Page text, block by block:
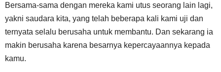
Bersama-sama dengan mereka kami utus seorang lain lagi,
yakni saudara kita, yang telah beberapa kali kami uji dan
ternyata selalu berusaha untuk membantu. Dan sekarang ia
makin berusaha karena besarnya kepercayaannya kepada
kamu.